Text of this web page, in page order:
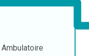
Ambulatoire